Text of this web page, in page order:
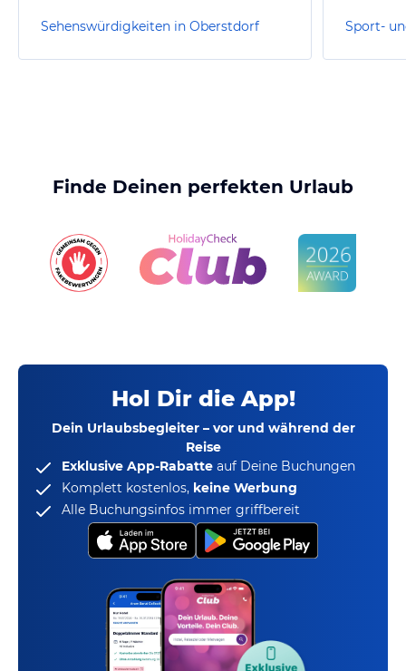
Sehenswürdigkeiten in Oberstdorf
Finde Deinen perfekten Urlaub
Hol Dir die App!
Dein Urlaubsbegleiter – vor und während der
Reise
Exklusive App-Rabatte auf Deine Buchungen
Komplett kostenlos, keine Werbung
Alle Buchungsinfos immer griffbereit